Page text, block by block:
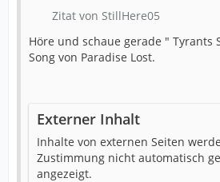
Zitat von StillHere05
Höre und schaue gerade " Tyrants
Song von Paradise Lost.
Externer Inhalt
Inhalte von externen Seiten
Zustimmung nicht automatisch
angezeigt.